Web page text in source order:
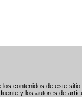
los contenidos de este
y los autores de